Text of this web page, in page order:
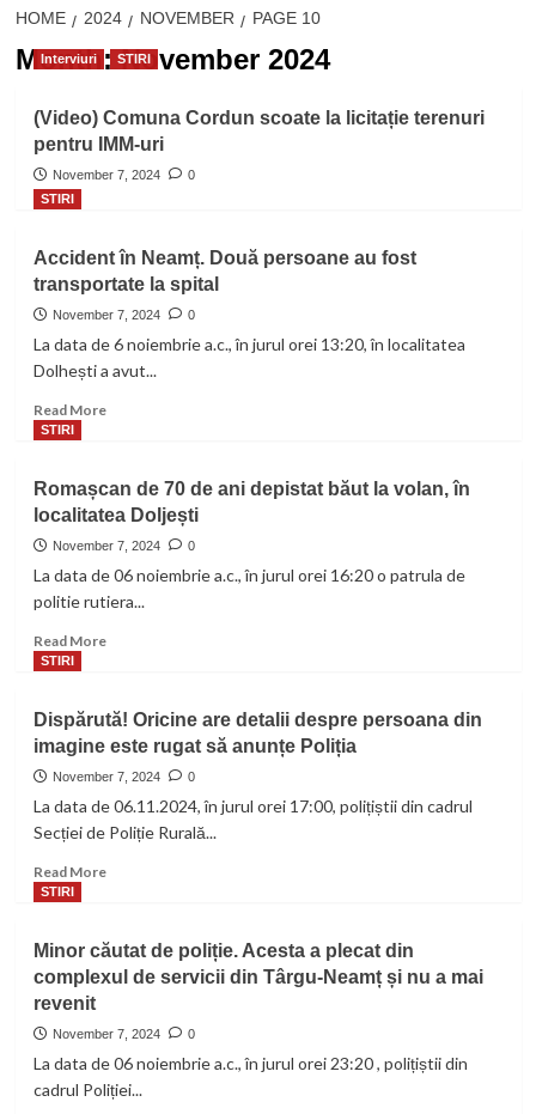
HOME 2024 NOVEMBER PAGE 10
Month:November 2024
Interviuri STIRI
(Video) Comuna Cordun scoate la licitație terenuri
pentru IMM-uri
November 7, 2024
0
STIRI
Accident în Neamț. Două persoane au fost
transportate la spital
November 7, 2024 0
La data de 6 noiembrie a.c., în jurul orei 13:20, în localitatea
Dolhești a avut...
Read MoreRead
în
Neamț.
Două
fost
STIRI
Romașcan de 70 de ani depistat băut la volan, în
localitatea Doljești
November 7, 2024 0
La data de 06 noiembrie a.c., în jurul orei 16:20 o patrula de
politie rutiera...
Read MoreRead
de
70
de
băut
Doljești
STIRI
Dispărută! Oricine are detalii despre persoana din
imagine este rugat să anunțe Poliția
November 7, 2024 0
La data de 06.11.2024, în jurul orei 17:00, polițiștii din cadrul
Secției de Poliție Rurală...
Read MoreRead
Oricine
are
despre
din
imagine
STIRI
Minor căutat de poliție. Acesta a plecat din
complexul de servicii din Târgu-Neamț și nu a mai
revenit
November 7, 2024 0
La data de 06 noiembrie a.c., în jurul orei 23:20 , polițiștii din
cadrul Poliției...